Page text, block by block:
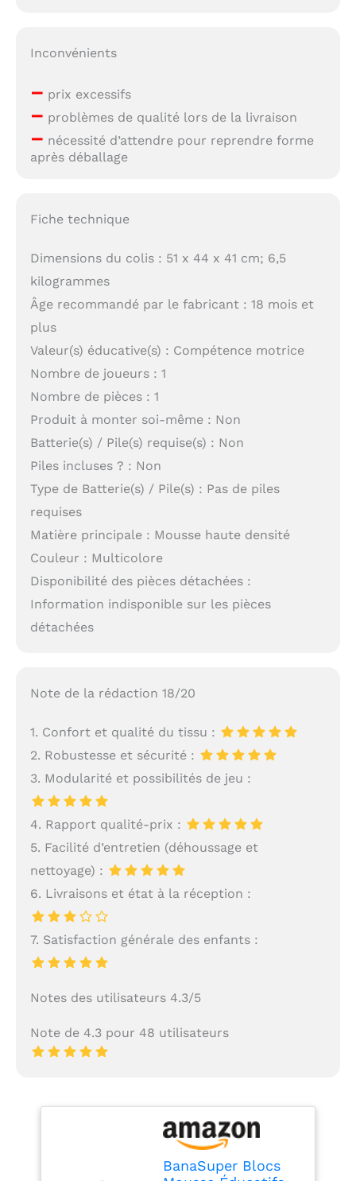
Inconvénients
– prix excessifs
– problèmes de qualité lors de la livraison
– nécessité d’attendre pour reprendre forme
après déballage
Fiche technique
Dimensions du colis : 51 x 44 x 41 cm; 6,5
kilogrammes
Âge recommandé par le fabricant : 18 mois et
plus
Valeur(s) éducative(s) : Compétence motrice
Nombre de joueurs : 1
Nombre de pièces : 1
Produit à monter soi-même : Non
Batterie(s) / Pile(s) requise(s) : Non
Piles incluses ? : Non
Type de Batterie(s) / Pile(s) : Pas de piles
requises
Matière principale : Mousse haute densité
Couleur : Multicolore
Disponibilité des pièces détachées :
Information indisponible sur les pièces
détachées
Note de la rédaction 18/20
1. Confort et qualité du tissu :
2. Robustesse et sécurité :
3. Modularité et possibilités de jeu :
4. Rapport qualité-prix :
5. Facilité d’entretien (déhoussage et
nettoyage) :
6. Livraisons et état à la réception :
7. Satisfaction générale des enfants :
Notes des utilisateurs 4.3/5
Note de 4.3 pour 48 utilisateurs
BanaSuper Blocs